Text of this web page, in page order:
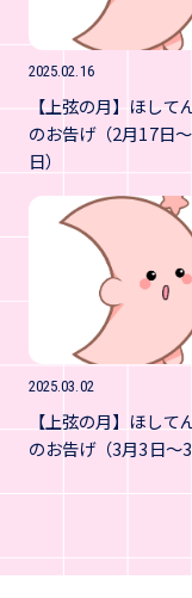
2025.02.16
【上弦の月】ほして
のお告げ（2月17日
日）
2025.03.02
【上弦の月】ほして
のお告げ（3月3日～3